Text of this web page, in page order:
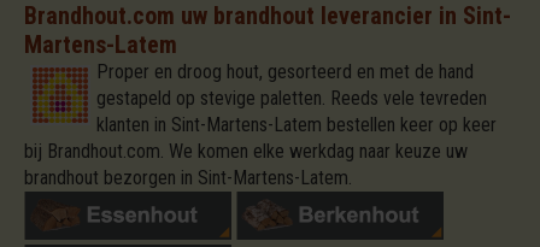
Brandhout.com uw brandhout leverancier in Sint-
Martens-Latem
Proper en droog hout, gesorteerd en met de hand
gestapeld op stevige paletten. Reeds vele tevreden
klanten in Sint-Martens-Latem bestellen keer op keer
bij Brandhout.com. We komen elke werkdag naar keuze uw
brandhout bezorgen in Sint-Martens-Latem.